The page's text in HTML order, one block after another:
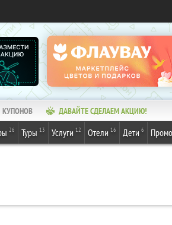
КУПОНОВ ДАВАЙТЕ СДЕЛАЕМ АКЦИЮ!
26 Туры 13 Услуги 12 Отели 16 Дети 6